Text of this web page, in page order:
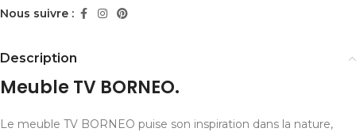
Nous suivre :
Description
Meuble TV BORNEO.
Le meuble TV BORNEO puise son inspiration dans la nature,